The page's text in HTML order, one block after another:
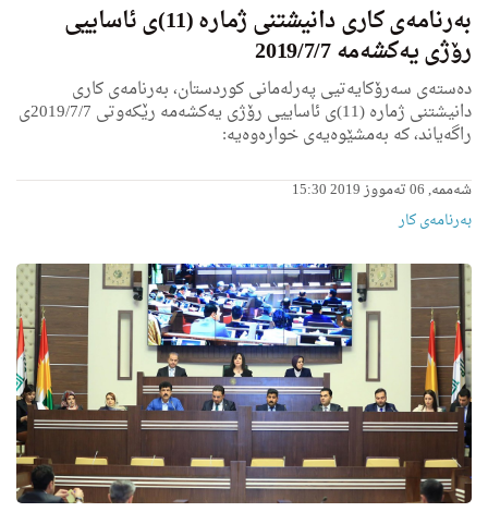
به‌رنامه‌ى كاری دانیشتنی ژماره‌ (11)ی ئاساییی
رۆژی یه‌كشه‌مه‌ 2019/7/7
ده‌سته‌ی سه‌رۆكایه‌تیی په‌رله‌مانی كوردستان، به‌رنامه‌ی كاری
دانیشتنی ژماره‌ (11)ی ئاساییی رۆژی یه‌كشه‌مه‌ رێكه‌وتی 2019/7/7ی
راگه‌یاند، كه‌ به‌مشێوه‌یه‌ی خواره‌وه‌یه‌:
شەممە, 06 تەمووز 2019 15:30
بەرنامەی کار